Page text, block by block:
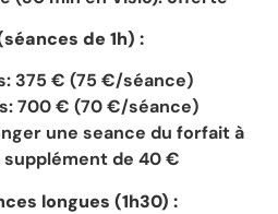
de 1h) :
375 € (75 €/séance)
700 € (70 €/séance)
une seance du forfait à
supplément de 40 €
longues (1h30) :